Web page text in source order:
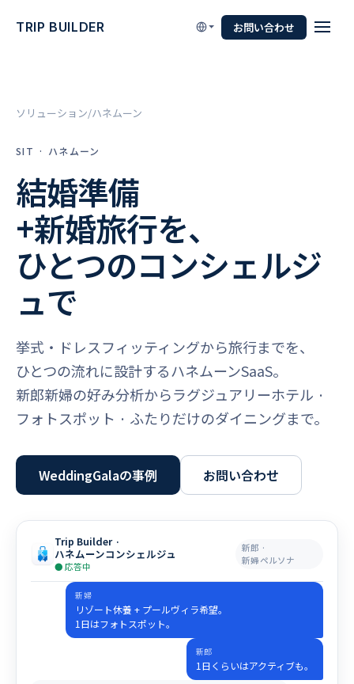
TRIP BUILDER お問い合わせ
ソリューション ハネムーン
SIT · ハネムーン
結婚準備
+新婚旅行を、
ひとつのコンシェルジ
ュで
挙式・ドレスフィッティングから旅行までを、
ひとつの流れに設計するハネムーンSaaS。
新郎新婦の好み分析からラグジュアリーホテル ·
フォトスポット · ふたりだけのダイニングまで。
WeddingGalaの事例 お問い合わせ
Trip Builder ·
ハネムーンコンシェルジュ
● 応答中
新郎 ·
新婦ペルソナ
新婦
リゾート休養 + プールヴィラ希望。
1日はフォトスポット。
新郎
1日くらいはアクティブも。